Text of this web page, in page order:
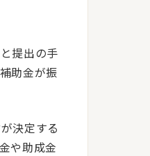
提出の手
助金が振
決定する
や助成金